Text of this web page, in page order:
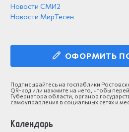
Новости СМИ2
Новости МирТесен
ОФОРМИТЬ
Подписывайтесь на госпаблики
QR-код или нажмите на него, чтобы
Губернатора области, органов
самоуправления в социальных сетях и
Календарь